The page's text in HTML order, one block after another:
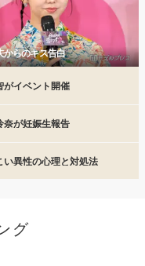
からのキス告白
がイベント開催
奈が妊娠生報告
い異性の心理と対処法
グ